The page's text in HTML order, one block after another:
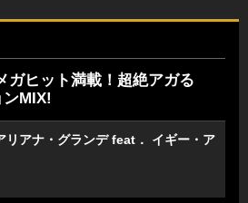
ガヒット満載！超絶アガる
MIX!
リアナ・グランデ feat． イギー・ア